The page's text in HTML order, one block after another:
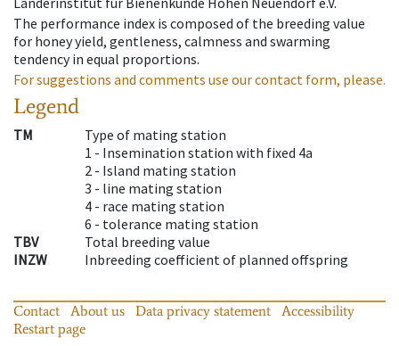
The performance index is composed of the breeding value
for honey yield, gentleness, calmness and swarming
tendency in equal proportions.
For suggestions and comments use our contact form, please.
Legend
TM
Type of mating station
1 - Insemination station with fixed 4a
2 - Island mating station
3 - line mating station
4 - race mating station
6 - tolerance mating station
TBV
Total breeding value
INZW
Inbreeding coefficient of planned offspring
Contact About us Data privacy statement
Accessibility
Restart page